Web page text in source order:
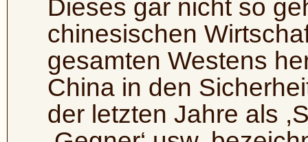
Dieses gar nicht so
chinesischen
gesamten Westens
China in den
der letzten Jahre als